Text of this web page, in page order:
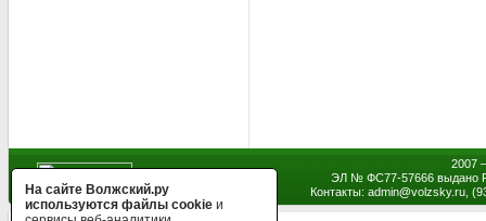
2007
ЭЛ № ФС77-57666 выдано
Контакты: admin@volzsky.ru,
На сайте Волжский.ру
используются файлы cookie и